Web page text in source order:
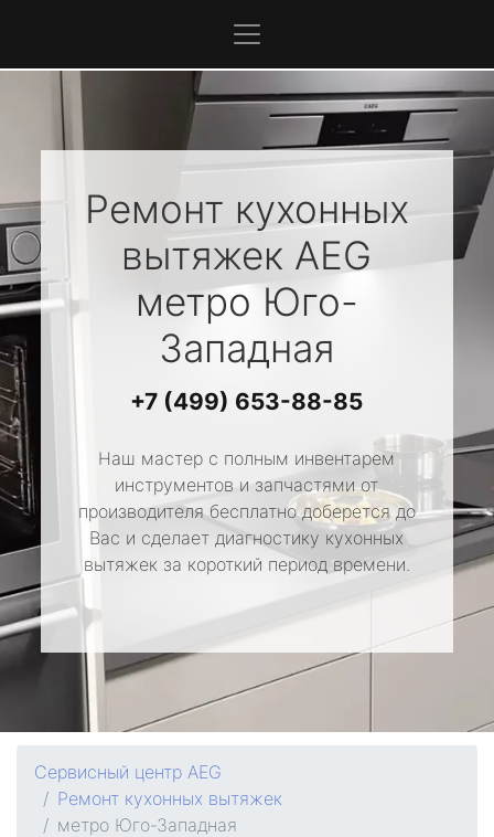
Ремонт кухонных
вытяжек AEG
метро Юго-
Западная
+7 (499) 653-88-85
Наш мастер с полным инвентарем
инструментов и запчастями от
производителя бесплатно доберется до
Вас и сделает диагностику кухонных
вытяжек за короткий период времени.
Сервисный центр AEG
Ремонт кухонных вытяжек
метро Юго-Западная